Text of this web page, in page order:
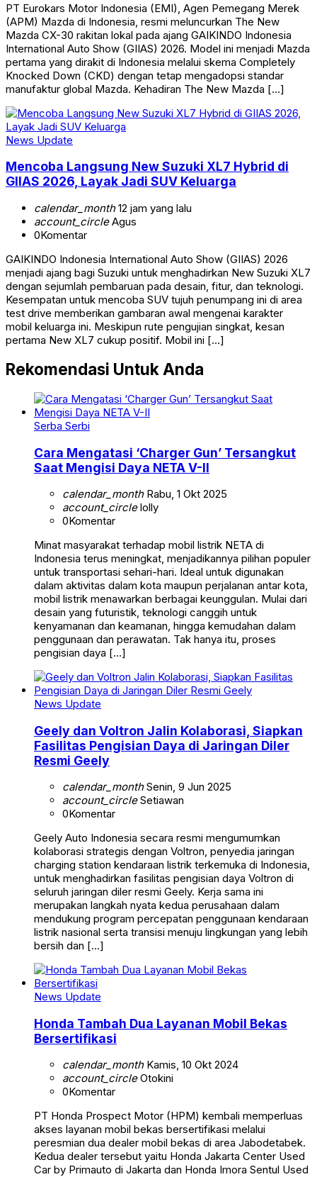
PT Eurokars Motor Indonesia (EMI), Agen Pemegang Merek
(APM) Mazda di Indonesia, resmi meluncurkan The New
Mazda CX-30 rakitan lokal pada ajang GAIKINDO Indonesia
International Auto Show (GIIAS) 2026. Model ini menjadi Mazda
pertama yang dirakit di Indonesia melalui skema Completely
Knocked Down (CKD) dengan tetap mengadopsi standar
manufaktur global Mazda. Kehadiran The New Mazda […]
News Update
Mencoba Langsung New Suzuki XL7 Hybrid di
GIIAS 2026, Layak Jadi SUV Keluarga
calendar_month12 jam yang lalu
account_circleAgus
0Komentar
GAIKINDO Indonesia International Auto Show (GIIAS) 2026
menjadi ajang bagi Suzuki untuk menghadirkan New Suzuki XL7
dengan sejumlah pembaruan pada desain, fitur, dan teknologi.
Kesempatan untuk mencoba SUV tujuh penumpang ini di area
test drive memberikan gambaran awal mengenai karakter
mobil keluarga ini. Meskipun rute pengujian singkat, kesan
pertama New XL7 cukup positif. Mobil ini […]
Rekomendasi Untuk Anda
Serba Serbi
Cara Mengatasi ‘Charger Gun’ Tersangkut
Saat Mengisi Daya NETA V-II
calendar_monthRabu, 1 Okt 2025
account_circlelolly
0Komentar
Minat masyarakat terhadap mobil listrik NETA di
Indonesia terus meningkat, menjadikannya pilihan populer
untuk transportasi sehari-hari. Ideal untuk digunakan
dalam aktivitas dalam kota maupun perjalanan antar kota,
mobil listrik menawarkan berbagai keunggulan. Mulai dari
desain yang futuristik, teknologi canggih untuk
kenyamanan dan keamanan, hingga kemudahan dalam
penggunaan dan perawatan. Tak hanya itu, proses
pengisian daya […]
News Update
Geely dan Voltron Jalin Kolaborasi, Siapkan
Fasilitas Pengisian Daya di Jaringan Diler
Resmi Geely
calendar_monthSenin, 9 Jun 2025
account_circleSetiawan
0Komentar
Geely Auto Indonesia secara resmi mengumumkan
kolaborasi strategis dengan Voltron, penyedia jaringan
charging station kendaraan listrik terkemuka di Indonesia,
untuk menghadirkan fasilitas pengisian daya Voltron di
seluruh jaringan diler resmi Geely. Kerja sama ini
merupakan langkah nyata kedua perusahaan dalam
mendukung program percepatan penggunaan kendaraan
listrik nasional serta transisi menuju lingkungan yang lebih
bersih dan […]
News Update
Honda Tambah Dua Layanan Mobil Bekas
Bersertifikasi
calendar_monthKamis, 10 Okt 2024
account_circleOtokini
0Komentar
PT Honda Prospect Motor (HPM) kembali memperluas
akses layanan mobil bekas bersertifikasi melalui
peresmian dua dealer mobil bekas di area Jabodetabek.
Kedua dealer tersebut yaitu Honda Jakarta Center Used
Car by Primauto di Jakarta dan Honda Imora Sentul Used